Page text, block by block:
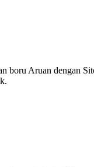
boru Aruan dengan